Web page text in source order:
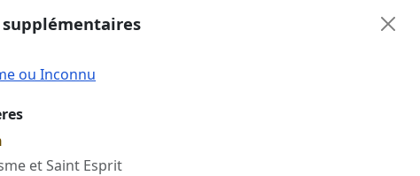
ou Inconnu
et Saint Esprit